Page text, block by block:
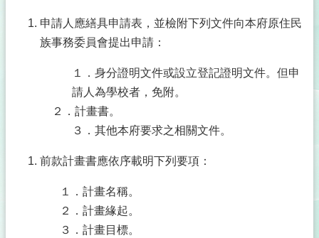
申請人應繕具申請表，並檢附下列文件向本府原住民
族事務委員會提出申請：
１．身分證明文件或設立登記證明文件。但申
請人為學校者，免附。
２．計畫書。
３．其他本府要求之相關文件。
前款計畫書應依序載明下列要項：
１．計畫名稱。
２．計畫緣起。
３．計畫目標。